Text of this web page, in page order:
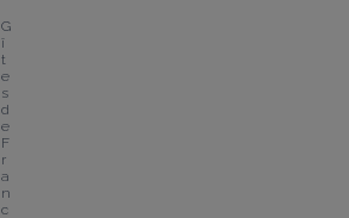
G
î
t
e
s
d
e
F
r
a
n
c